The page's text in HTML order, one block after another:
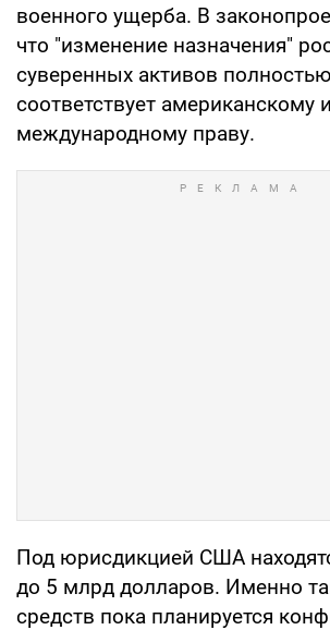
военного ущерба. В
что "изменение назначения"
суверенных активов полностью
соответствует американскому и
международному праву.
Под юрисдикцией США
до 5 млрд долларов. Именно
средств пока планируется